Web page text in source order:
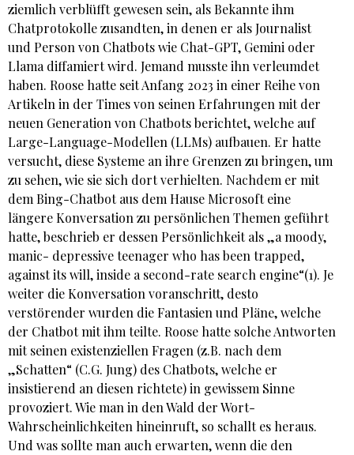
ziemlich verblüfft gewesen sein, als Bekannte ihm
Chatprotokolle zusandten, in denen er als Journalist
und Person von Chatbots wie Chat-GPT, Gemini oder
Llama diffamiert wird. Jemand musste ihn verleumdet
haben. Roose hatte seit Anfang 2023 in einer Reihe von
Artikeln in der Times von seinen Erfahrungen mit der
neuen Generation von Chatbots berichtet, welche auf
Large-Language-Modellen (LLMs) aufbauen. Er hatte
versucht, diese Systeme an ihre Grenzen zu bringen, um
zu sehen, wie sie sich dort verhielten. Nachdem er mit
dem Bing-Chatbot aus dem Hause Microsoft eine
längere Konversation zu persönlichen Themen geführt
hatte, beschrieb er dessen Persönlichkeit als „a moody,
manic- depressive teenager who has been trapped,
against its will, inside a second-rate search engine“(1). Je
weiter die Konversation voranschritt, desto
verstörender wurden die Fantasien und Pläne, welche
der Chatbot mit ihm teilte. Roose hatte solche Antworten
mit seinen existenziellen Fragen (z.B. nach dem
„Schatten“ (C.G. Jung) des Chatbots, welche er
insistierend an diesen richtete) in gewissem Sinne
provoziert. Wie man in den Wald der Wort-
Wahrscheinlichkeiten hineinruft, so schallt es heraus.
Und was sollte man auch erwarten, wenn die den